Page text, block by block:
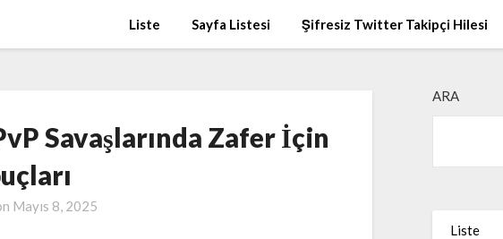
Liste Sayfa Listesi Şifresiz Twitter Takipçi Hilesi
Savaşlarında Zafer İçin
Mayıs 8, 2025
ARA
Liste